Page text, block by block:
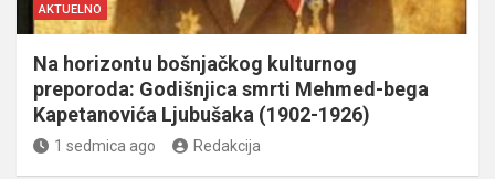
AKTUELNO
Na horizontu bošnjačkog kulturnog
preporoda: Godišnjica smrti Mehmed-bega
Kapetanovića Ljubušaka (1902-1926)
1 sedmica ago Redakcija